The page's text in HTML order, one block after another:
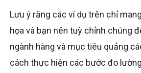
Lưu ý rằng các ví dụ trên chỉ
họa và bạn nên tuỳ chỉnh chúng
ngành hàng và mục tiêu quảng
cách thực hiện các bước đo